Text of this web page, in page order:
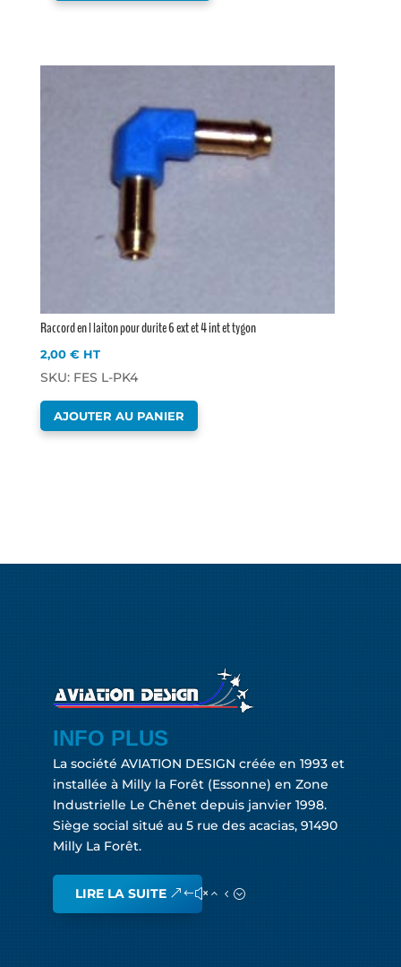
Raccord en l laiton pour durite 6 ext et 4 int et tygon
2,00€ HT
SKU: FES L-PK4
AJOUTER AU PANIER
INFO PLUS
La société AVIATION DESIGN créée en 1993 et
installée à Milly la Forêt (Essonne) en Zone
Industrielle Le Chênet depuis janvier 1998.
Siège social situé au 5 rue des acacias, 91490
Milly La Forêt.
LIRE LA SUITE